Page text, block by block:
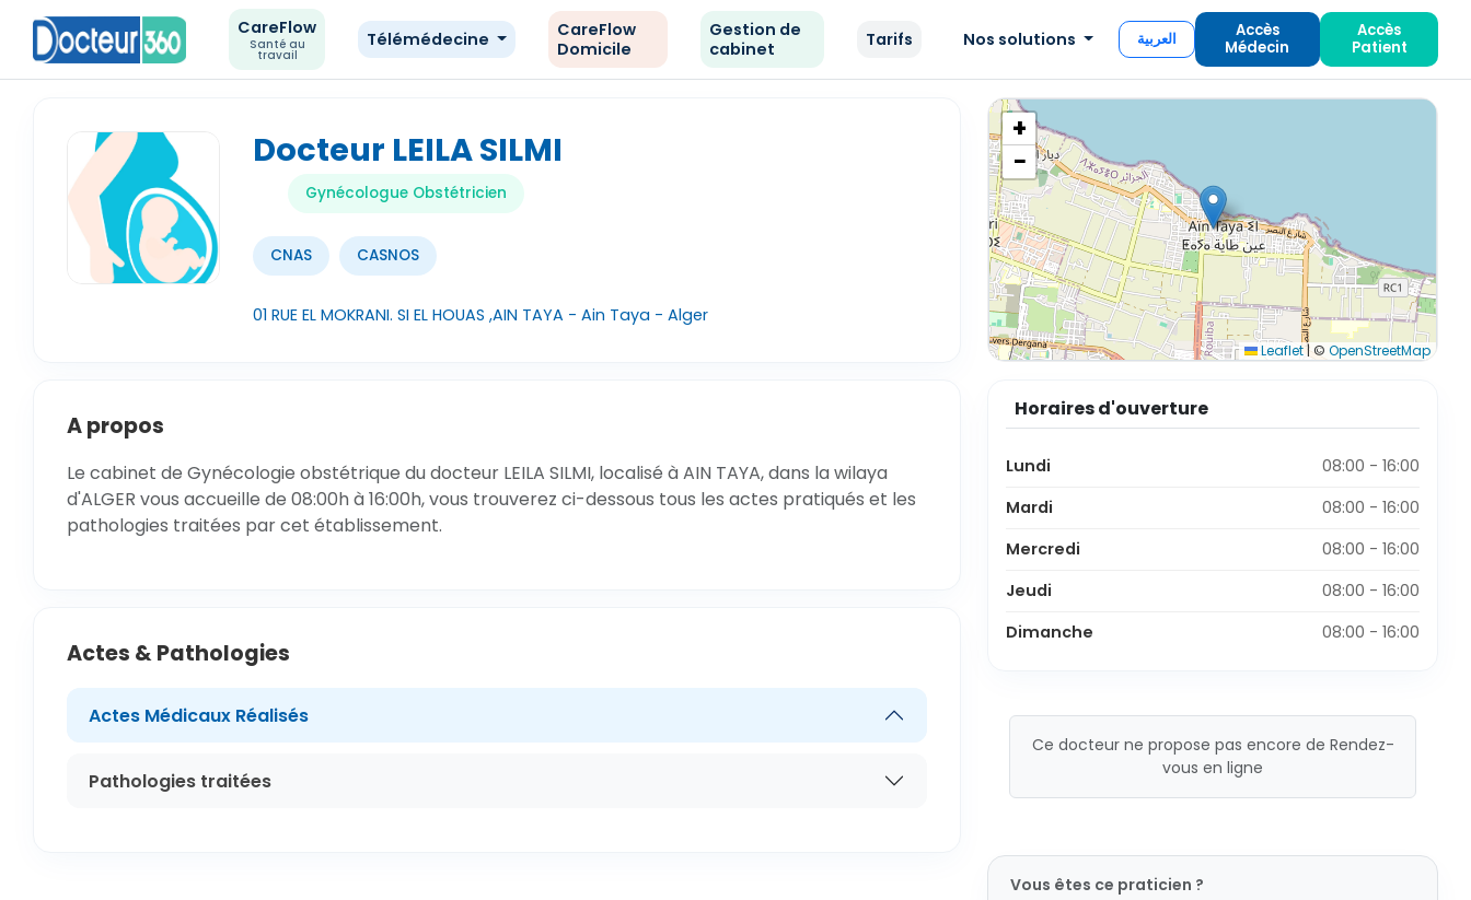
CareFlow
Santé au
travail
Télémédecine
CareFlow
Domicile
Gestion de
cabinet
Tarifs Nos solutions العربية
Accès
Médecin
Accès
Patient
Docteur LEILA SILMI
Gynécologue Obstétricien
CNAS CASNOS
01 RUE EL MOKRANI. SI EL HOUAS ,AIN TAYA - Ain Taya - Alger
+
−
Leaflet|© OpenStreetMap
A propos
Le cabinet de Gynécologie obstétrique du docteur LEILA SILMI, localisé à AIN TAYA, dans la wilaya
d'ALGER vous accueille de 08:00h à 16:00h, vous trouverez ci-dessous tous les actes pratiqués et les
pathologies traitées par cet établissement.
Actes & Pathologies
Actes Médicaux Réalisés
Pathologies traitées
Horaires d'ouverture
Lundi
08:00 - 16:00
Mardi
08:00 - 16:00
Mercredi
08:00 - 16:00
Jeudi
08:00 - 16:00
Dimanche
08:00 - 16:00
Ce docteur ne propose pas encore de Rendez-
vous en ligne
Vous êtes ce praticien ?